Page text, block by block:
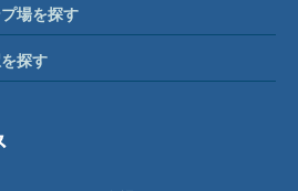
場を探す
探す